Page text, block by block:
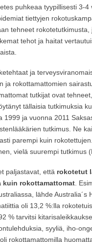
puhkeaa tyypillisesti 3-
tiettyjen
tehneet
tehot ja haitat
ja
ja rokottamattomien
tutkijat ovat
tällaisia tutkimuksia
1999 ja vuonna 2011
tutkimus. Ne
parempi kuin
vielä suurempi tutkimus
paljastavat, että rokotetut
kuin rokottamattomat .
lähde Australia´s
oli 13,2 %:lla
% tarvitsi
syyliä, iho-
rokottamattomilla